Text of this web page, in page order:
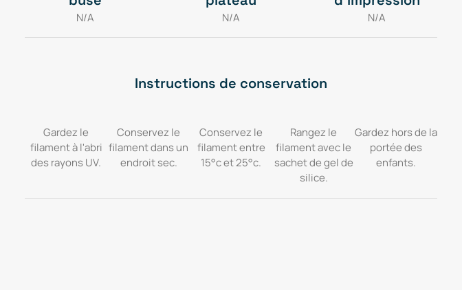
N/A N/A N/A
Instructions de conservation
Gardez le
filament à l'abri
des rayons UV.
Conservez le
filament dans un
endroit sec.
Conservez le
filament entre
15°c et 25°c.
Rangez le
filament avec le
sachet de gel de
silice.
Gardez hors de la
portée des
enfants.